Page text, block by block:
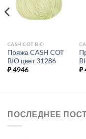
избранное.
CASH COT BIO
Пряжа CASH COT
BIO цвет 31286
₽4946
₽
ПОСЛЕДНЕЕ